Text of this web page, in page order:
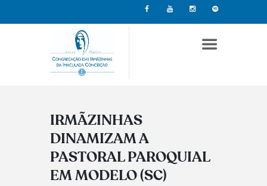
IRMÃZINHAS
DINAMIZAM A
PASTORAL PAROQUIAL
EM MODELO (SC)